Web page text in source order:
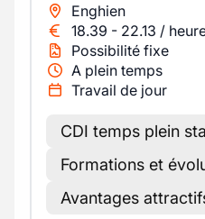
Enghien
18.39 - 22.13 /
Possibilité fixe
A plein temps
Travail de jour
CDI temps plein
Formations et
Avantages